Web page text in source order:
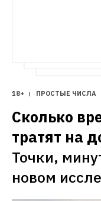
18+ ПРОСТЫЕ ЧИСЛА
Сколько
тратят на
Точки,
новом